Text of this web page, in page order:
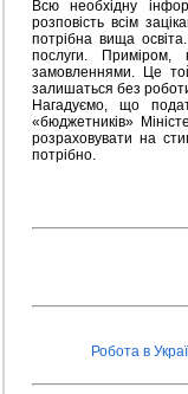
Всю необхідну
розповість всім
потрібна вища
послуги. Приміром,
замовленнями. Це
залишаться без
Нагадуємо, що
«бюджетників»
розраховувати на
потрібно.
Робота в